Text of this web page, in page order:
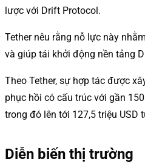
lược với Drift Protocol.
Tether nêu rằng nỗ lực này
và giúp tái khởi động nền tảng
Theo Tether, sự hợp tác được
phục hồi có cấu trúc với gần
trong đó lên tới 127,5 triệu USD
Diễn biến thị trường